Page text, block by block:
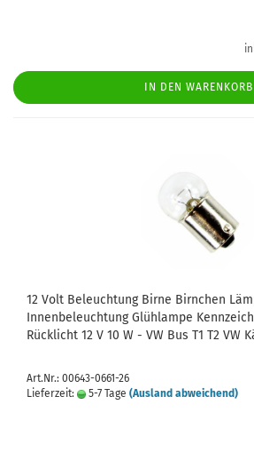
IN DEN WARENKORB
12 Volt Beleuchtung Birne Birnchen
Innenbeleuchtung Glühlampe
Rücklicht 12 V 10 W - VW Bus T1 T2 VW
Art.Nr.: 00643-0661-26
Lieferzeit:
5-7 Tage (Ausland abweichend)